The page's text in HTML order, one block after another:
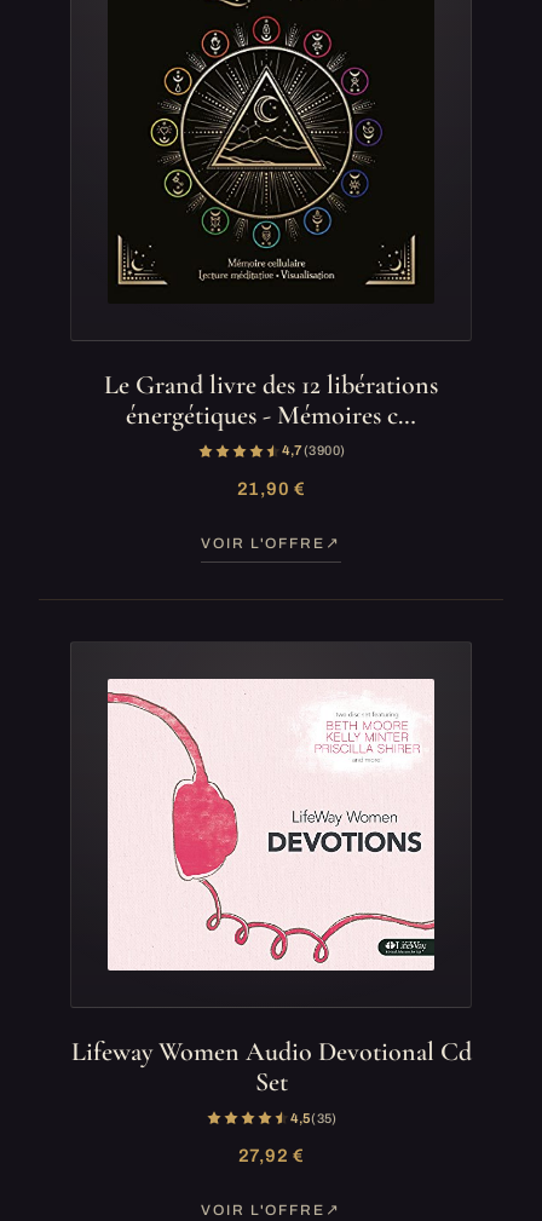
Le Grand livre des 12 libérations
énergétiques - Mémoires c…
4,7(3 900)
21,90 €
VOIR L'OFFRE
Lifeway Women Audio Devotional Cd
Set
4,5(35)
27,92 €
VOIR L'OFFRE